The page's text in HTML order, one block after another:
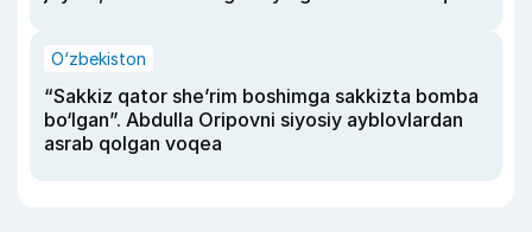
O‘zbekiston
“Sakkiz qator she’rim boshimga sakkizta bomba
bo‘lgan”. Abdulla Oripovni siyosiy ayblovlardan
asrab qolgan voqea